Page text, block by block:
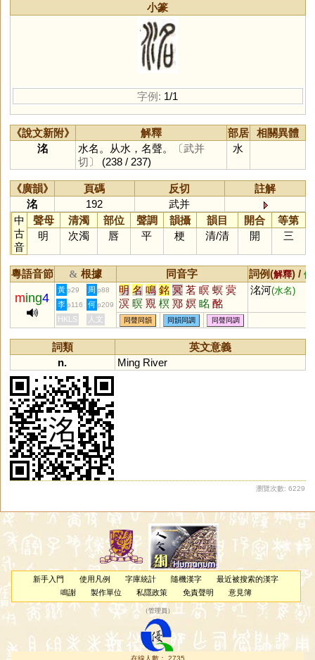
小篆
字例: 1/1
《說文新附》 解釋 部居
相關異體
洺
水名。从水，名聲。
〔武并
切〕
(238 / 237)
水
《廣韻》 頁碼 反切
註解
洺
192
武并
中
古
音
聲母 清濁 部位 聲調 韻攝 韻目 開合
等第
明
次濁 唇 平 梗 清/清 開 三
粵語音節 & 根據 同音字 詞例(解釋) / 備
ming4
黃 p29 周 p88 明 名 鳴 銘 冥 茗 瞑 螟 蓂
溟 暝 覭 榠 鄍 嫇 眳 酩
洺河(水名)
李 p116 何 p209
HKLS 人文 同聲同韻 同韻同調 同聲同調
詞類
英文意義
n.
Ming River
瀏覽次數: 6229
新手入門 使用凡例 字庫統計 隨機漢字
最近被搜索的漢字
鳴謝
製作單位 私隱政策 免責聲明 意見簿
（管理員 ）
在線人數： 2735